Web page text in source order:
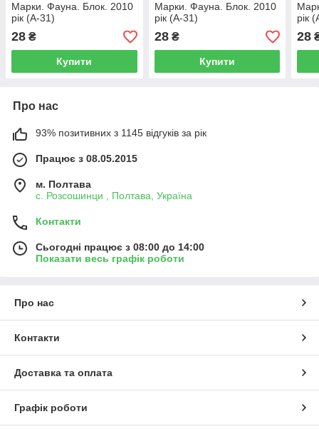
Марки. Фауна. Блок. 2010
рік (А-31)
28 ₴
Купити
Марки. Фауна. Блок. 2010
рік (А-31)
28₴
Купити
рік
28
Про нас
93% позитивних з 1145 відгуків за рік
Працює з 08.05.2015
м. Полтава
с. Розсошинци , Полтава, Україна
Контакти
Сьогодні працює з 08:00 до 14:00
Показати весь графік роботи
Про нас
Контакти
Доставка та оплата
Графік роботи